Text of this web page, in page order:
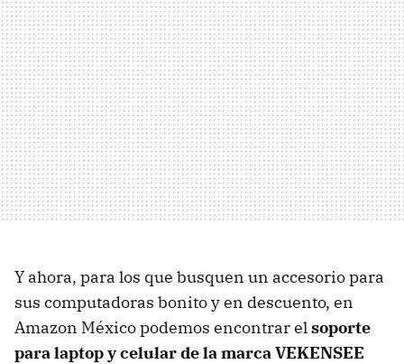
Y ahora, para los que busquen un accesorio para
sus computadoras bonito y en descuento, en
Amazon México podemos encontrar elsoporte
para laptop y celular de la marca VEKENSEE